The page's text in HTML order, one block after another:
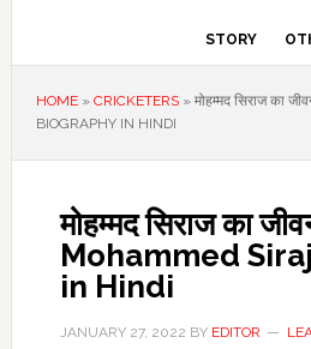
STORY
HOME» CRICKETERS» मोहम्मद सिराज का
BIOGRAPHY IN HINDI
मोहम्मद सिराज का
Mohammed
in Hindi
JANUARY 27, 2022 BY EDITOR